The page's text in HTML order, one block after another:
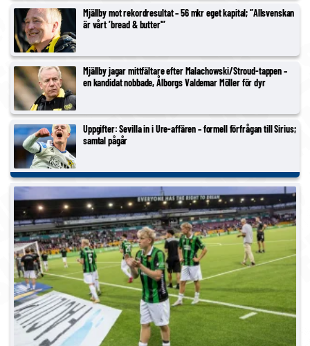
Mjällby mot rekordresultat – 56 mkr eget kapital; ”Allsvenskan
är vårt ’bread & butter'”
Mjällby jagar mittfältare efter Malachowski/Stroud-tappen –
en kandidat nobbade, Ålborgs Valdemar Möller för dyr
Uppgifter: Sevilla in i Ure-affären – formell förfrågan till Sirius;
samtal pågår